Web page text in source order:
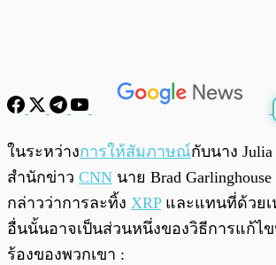
พร้อมเล่น
ในระหว่างการให้สัมภาษณ์กับนาง Julia
สำนักข่าว CNN นาย Brad
กล่าวว่าการละทิ้ง XRPและแทนที่ด้วย
อื่นนั้นอาจเป็นส่วนหนึ่งของวิธีการแก้ไ
ร้องของพวกเขา :